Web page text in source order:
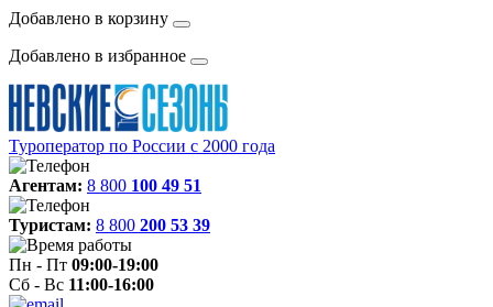
Добавлено в корзину
Добавлено в избранное
Туроператор по России с 2000 года
Агентам: 8 800 100 49 51
Туристам: 8 800 200 53 39
Пн - Пт 09:00-19:00
Сб - Вс 11:00-16:00